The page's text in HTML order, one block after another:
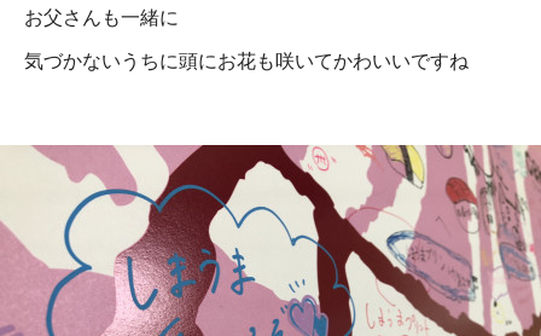
お父さんも一緒に
気づかないうちに頭にお花も咲いてかわいいですね